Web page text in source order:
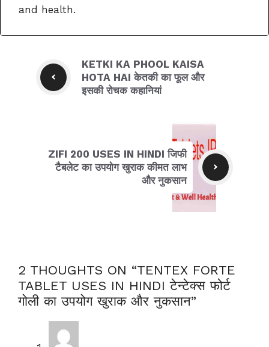
and health.
KETKI KA PHOOL KAISA
HOTA HAI केतकी का फूल और
इसकी रोचक कहानियां
ZIFI 200 USES IN HINDI जिफी
टैबलेट का उपयोग खुराक कीमत लाभ
और नुकसान
2 THOUGHTS ON “TENTEX FORTE
TABLET USES IN HINDI टेन्टेक्स फोर्ट
गोली का उपयोग खुराक और नुकसान”